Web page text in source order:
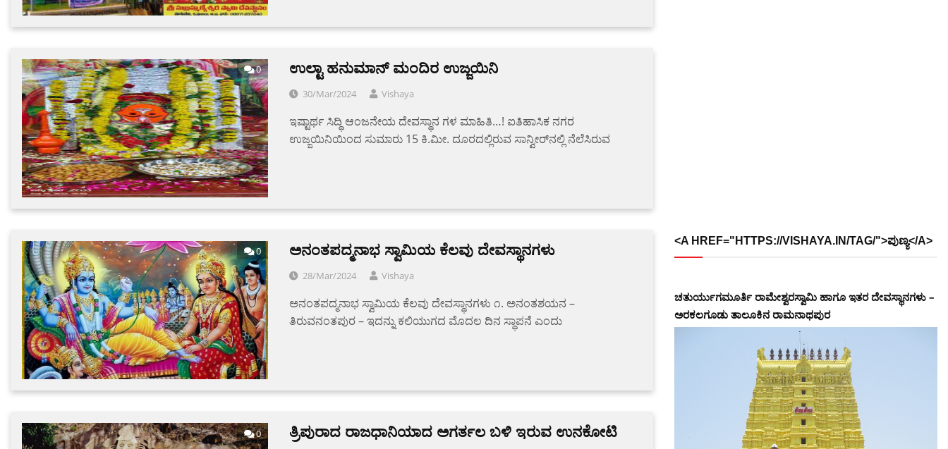
0 ಉಲ್ಟಾ ಹನುಮಾನ್ ಮಂದಿರ ಉಜ್ಜಯಿನಿ
30/Mar/2024 Vishaya
ಇಷ್ಟಾರ್ಥ ಸಿದ್ಧಿ ಆಂಜನೇಯ ದೇವಸ್ಥಾನ ಗಳ ಮಾಹಿತಿ…! ಐತಿಹಾಸಿಕ ನಗರ
ಉಜ್ಜಯಿನಿಯಿಂದ ಸುಮಾರು 15 ಕಿ.ಮೀ. ದೂರದಲ್ಲಿರುವ ಸಾನ್ವೀರ್‌ನಲ್ಲಿ ನೆಲೆಸಿರುವ
0 ಅನಂತಪದ್ಮನಾಭ ಸ್ವಾಮಿಯ ಕೆಲವು ದೇವಸ್ಥಾನಗಳು
28/Mar/2024 Vishaya
ಅನಂತಪದ್ಮನಾಭ ಸ್ವಾಮಿಯ ಕೆಲವು ದೇವಸ್ಥಾನಗಳು ೧. ಅನಂತಶಯನ –
ತಿರುವನಂತಪುರ – ಇದನ್ನು ಕಲಿಯುಗದ ಮೊದಲ ದಿನ ಸ್ಥಾಪನೆ ಎಂದು
0 ತ್ರಿಪುರಾದ ರಾಜಧಾನಿಯಾದ ಅಗರ್ತಲ ಬಳಿ ಇರುವ ಉನಕೋಟಿ
<A HREF="HTTPS://VISHAYA.IN/TAG/">ಪುಣ್ಯ</A>
ಚತುರ್ಯುಗಮೂರ್ತಿ ರಾಮೇಶ್ವರಸ್ವಾಮಿ ಹಾಗೂ ಇತರ ದೇವಸ್ಥಾನಗಳು –
ಅರಕಲಗೂಡು ತಾಲೂಕಿನ ರಾಮನಾಥಪುರ